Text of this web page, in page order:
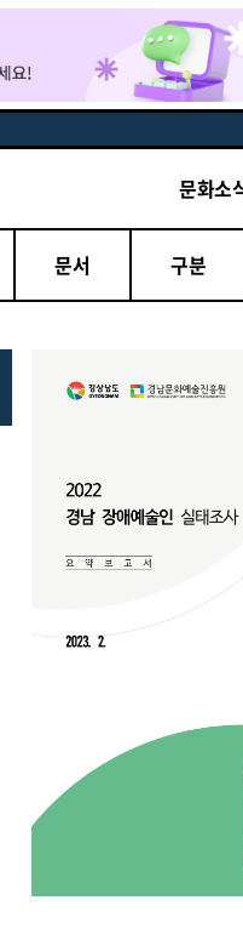
문화소
문서 구분